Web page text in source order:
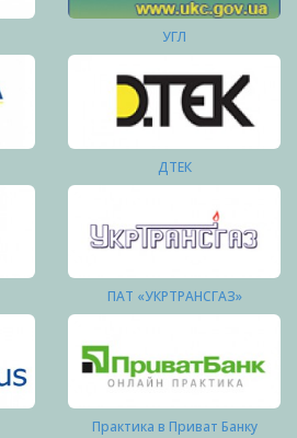
УГЛ
ДТЕК
ПАТ «УКРТРАНСГАЗ»
Практика в Приват Банку